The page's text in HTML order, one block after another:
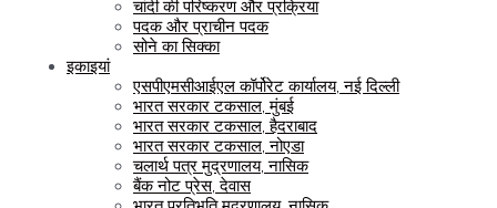
चांदी की परिष्करण और प्रक्रिया
पदक और प्राचीन पदक
सोने का सिक्का
इकाइयां
एसपीएमसीआईएल कॉर्पोरेट कार्यालय, नई दिल्ली
भारत सरकार टकसाल, मुंबई
भारत सरकार टकसाल, हैदराबाद
भारत सरकार टकसाल, नोएडा
चलार्थ पत्र मुद्रणालय, नासिक
बैंक नोट प्रेस, देवास